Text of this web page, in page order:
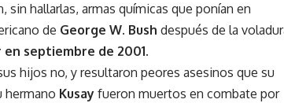
sin hallarlas, armas químicas que ponían en
de George W. Bush después de la
septiembre de 2001.
hijos no, y resultaron peores asesinos que su
hermano Kusay fueron muertos en combate por